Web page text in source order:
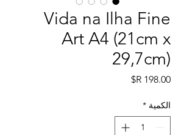
Vida na Ilha Fine
Art A4 (21cm x
29,7cm)
السعر
الكمية *